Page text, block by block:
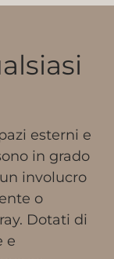
esterni e
in grado
involucro
o
Dotati di
e